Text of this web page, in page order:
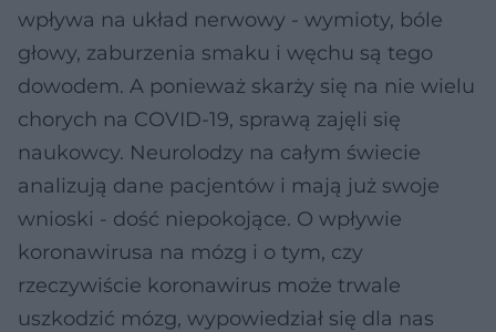
wpływa na układ nerwowy - wymioty, bóle
głowy, zaburzenia smaku i węchu są tego
dowodem. A ponieważ skarży się na nie wielu
chorych na COVID-19, sprawą zajęli się
naukowcy. Neurolodzy na całym świecie
analizują dane pacjentów i mają już swoje
wnioski - dość niepokojące. O wpływie
koronawirusa na mózg i o tym, czy
rzeczywiście koronawirus może trwale
uszkodzić mózg, wypowiedział się dla nas